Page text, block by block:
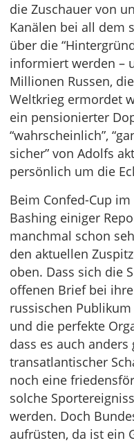
die Zuschauer von
Kanälen bei all dem
über die
informiert werden –
Millionen Russen,
Weltkrieg ermordet
ein pensionierter
“wahrscheinlich”,
sicher” von Adolfs
persönlich um die
Beim Confed-Cup
Bashing einiger
manchmal schon
den aktuellen
oben. Dass sich die
offenen Brief bei
russischen
und die perfekte
dass es auch
transatlantischer
noch eine
solche
werden. Doch
aufrüsten, da ist ein